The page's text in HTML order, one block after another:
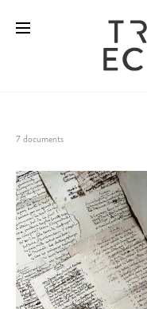
7 documents